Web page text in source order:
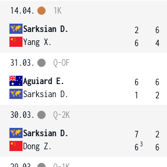
14.04.
Sarksian D.
Yang X.
1K
2
6
6
4
31.03.
Aguiard E.
Sarksian D.
Q-OF
6
1
6
2
30.03.
Sarksian D.
Dong Z.
Q-2K
7
6 3
2
6